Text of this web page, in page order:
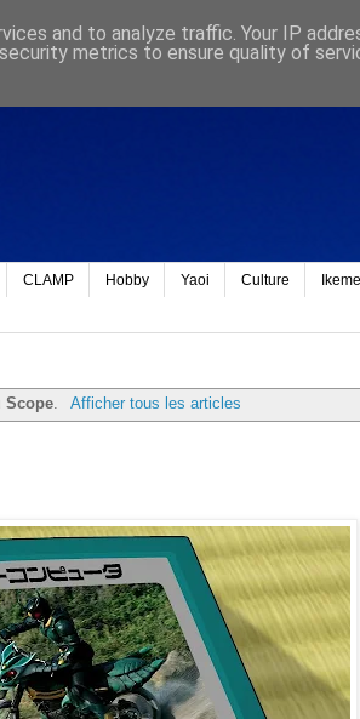
CLAMP Hobby Yaoi Culture
Scope Afficher tous les articles
and to analyze traffic. Your IP
metrics to ensure quality of